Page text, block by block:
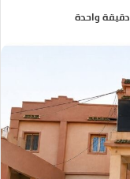
دقيقة واحدة